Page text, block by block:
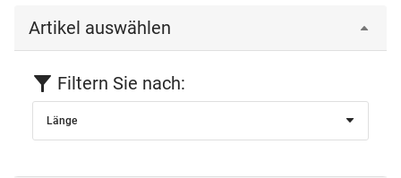
Artikel auswählen
Filtern Sie nach:
Länge